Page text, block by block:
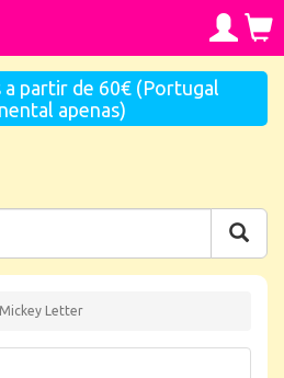
partir de 60€ (Portugal
apenas)
Letter